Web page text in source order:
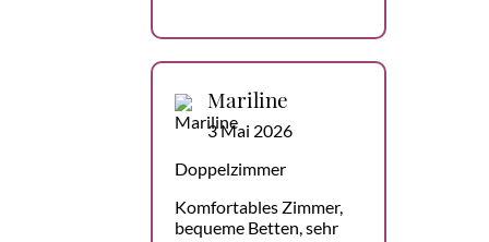
Mariline
3 Mai 2026
Doppelzimmer
Komfortables Zimmer,
bequeme Betten, sehr